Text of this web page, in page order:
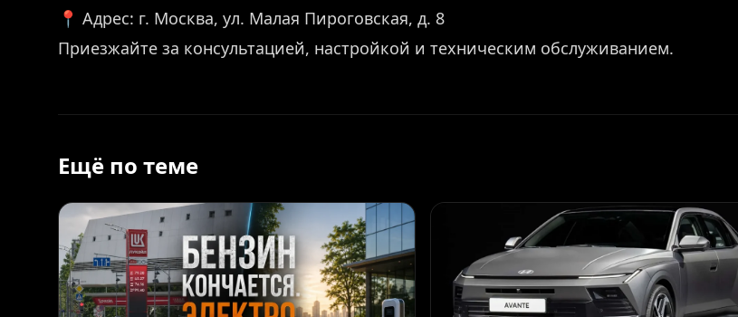
📍 Адрес: г. Москва, ул. Малая Пироговская, д. 8
Приезжайте за консультацией, настройкой и техническим обслуживанием.
Ещё по теме